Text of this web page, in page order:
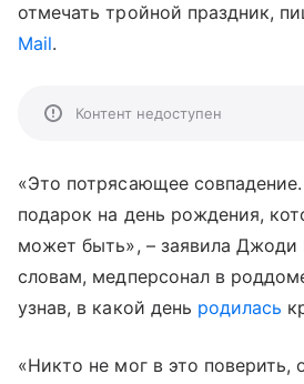
отмечать тройной праздник,
Mail.
Контент недоступен
«Это потрясающее
подарок на день рождения,
может быть», – заявила Джоди
словам, медперсонал в
узнав, в какой день родилась
«Никто не мог в это поверить,